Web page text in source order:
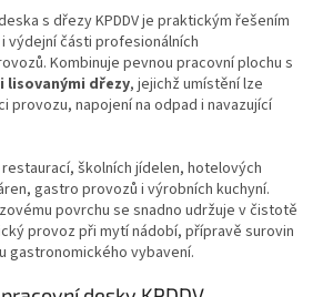
s dřezy KPDDV je praktickým řešením
výdejní části profesionálních
Kombinuje pevnou pracovní plochu s
lisovanými dřezy, jejichž umístění lze
provozu, napojení na odpad i navazující
školních jídelen, hotelových
gastro provozů i výrobních kuchyní.
povrchu se snadno udržuje v čistotě
provoz při mytí nádobí, přípravě surovin
gastronomického vybavení.